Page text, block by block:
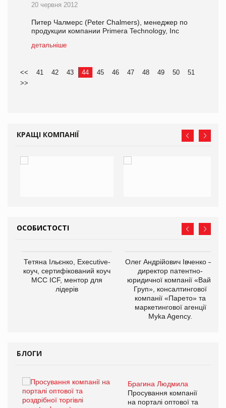
20 червня 2012
Питер Чалмерс (Peter Chalmers), менеджер по
продукции компании Primera Technology, Inc
детальніше
<< 41 42 43 44 45 46 47 48 49 50
51
>>
КРАЩІ КОМПАНІЇ
ОСОБИСТОСТІ
Тетяна Ільєнко, Executive-
коуч, сертифікований коуч
МСС ICF, ментор для
лідерів
Олег Андрійович Івченко —
директор патентно-
юридичної компанії «Вайз
Груп», консалтингової
компанії «Парето» та
маркетингової агенції
Myka Agency.
БЛОГИ
Брагина Людмила
Просування компанії
на порталі оптової та